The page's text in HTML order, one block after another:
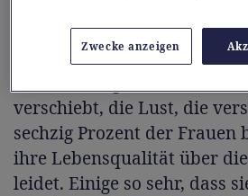
Und dann sind da noch die
verschiebt, die Lust, die
sechzig Prozent der Frauen
ihre Lebensqualität über
leidet. Einige so sehr, dass
Zwecke anzeigen